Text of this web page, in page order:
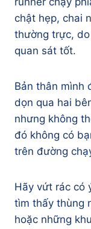
chật hẹp, chai
thường trực,
quan sát tốt.
Bản thân mình
dọn qua hai
nhưng không
đó không có
trên đường
Hãy vứt rác có
tìm thấy thùng
hoặc những